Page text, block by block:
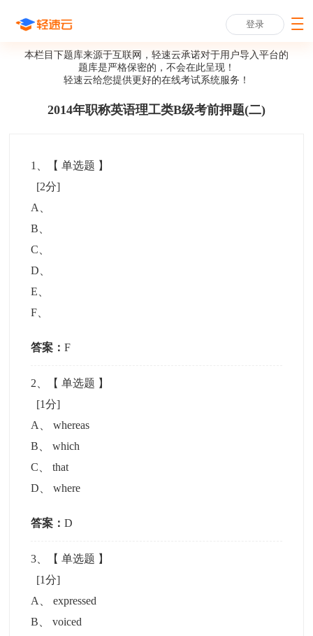
登录
本栏目下题库来源于互联网，轻速云承诺对于用户导入平台的
题库是严格保密的，不会在此呈现！
轻速云给您提供更好的在线考试系统服务！
2014年职称英语理工类B级考前押题(二)
1 、【单选题 】
[2分]
A
B
C
D
E
F
答案：F
2 、【单选题 】
[1分]
A
、whereas
B 、which
C 、that
D 、where
答案：D
3 、【单选题 】
[1分]
A
、expressed
B 、voiced